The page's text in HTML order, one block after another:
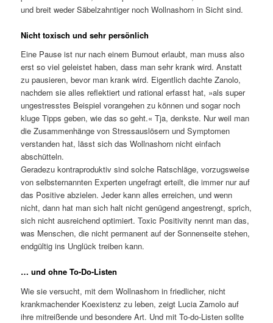
und breit weder Säbelzahntiger noch Wollnashorn in Sicht sind.
Nicht toxisch und sehr persönlich
Eine Pause ist nur nach einem Burnout erlaubt, man muss also
erst so viel geleistet haben, dass man sehr krank wird. Anstatt
zu pausieren, bevor man krank wird. Eigentlich dachte Zanolo,
nachdem sie alles reflektiert und rational erfasst hat, »als super
ungestresstes Beispiel vorangehen zu können und sogar noch
kluge Tipps geben, wie das so geht.« Tja, denkste. Nur weil man
die Zusammenhänge von Stressauslösern und Symptomen
verstanden hat, lässt sich das Wollnashorn nicht einfach
abschütteln.
Geradezu kontraproduktiv sind solche Ratschläge, vorzugsweise
von selbsternannten Experten ungefragt erteilt, die immer nur auf
das Positive abzielen. Jeder kann alles erreichen, und wenn
nicht, dann hat man sich halt nicht genügend angestrengt, sprich,
sich nicht ausreichend optimiert. Toxic Positivity nennt man das,
was Menschen, die nicht permanent auf der Sonnenseite stehen,
endgültig ins Unglück treiben kann.
… und ohne To-Do-Listen
Wie sie versucht, mit dem Wollnashorn in friedlicher, nicht
krankmachender Koexistenz zu leben, zeigt Lucia Zamolo auf
ihre mitreißende und besondere Art. Und mit To-do-Listen sollte